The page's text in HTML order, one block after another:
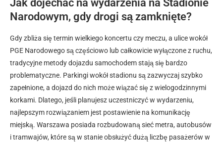
Jak dojechać na wydarzenia na Stadionie
Narodowym, gdy drogi są zamknięte?
Gdy zbliża się termin wielkiego koncertu czy meczu, a ulice wokół
PGE Narodowego są częściowo lub całkowicie wyłączone z ruchu,
tradycyjne metody dojazdu samochodem stają się bardzo
problematyczne. Parkingi wokół stadionu są zazwyczaj szybko
zapełnione, a dojazd do nich może wiązać się z wielogodzinnymi
korkami. Dlatego, jeśli planujesz uczestniczyć w wydarzeniu,
najlepszym rozwiązaniem jest postawienie na komunikację
miejską. Warszawa posiada rozbudowaną sieć metra, autobusów
i tramwajów, które są w stanie obsłużyć dużą liczbę pasażerów w